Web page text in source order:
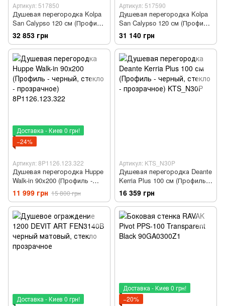
Артикул: 517850
Душевая перегородка Kolpa
San Calypso 120 см (Профиль
- черный, стекло -
тонированный) 517850
32 853 грн
Артикул: 517590
Душевая перегородка Kolpa
San Calypso 120 см (Профиль
- черный, стекло -
прозрачное) 517590
31 140 грн
Доставка - Киев 0 грн!
−24%
Артикул: 8P1126.123.322
Душевая перегородка Huppe
Walk-in 90x200 (Профиль -
черный, стекло -
прозрачное) 8P1126.123.322
11 999 грн 15 800 грн
Артикул: KTS_N30P
Душевая перегородка Deante
Kerria Plus 100 см (Профиль -
черный, стекло -
прозрачное) KTS_N30P
16 359 грн
Доставка - Киев 0 грн!
Доставка - Киев 0 грн!
−20%